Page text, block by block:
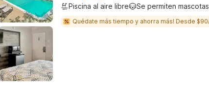
Piscina al aire libre
Se permiten mascotas
Quédate más tiempo y ahorra más! Desde